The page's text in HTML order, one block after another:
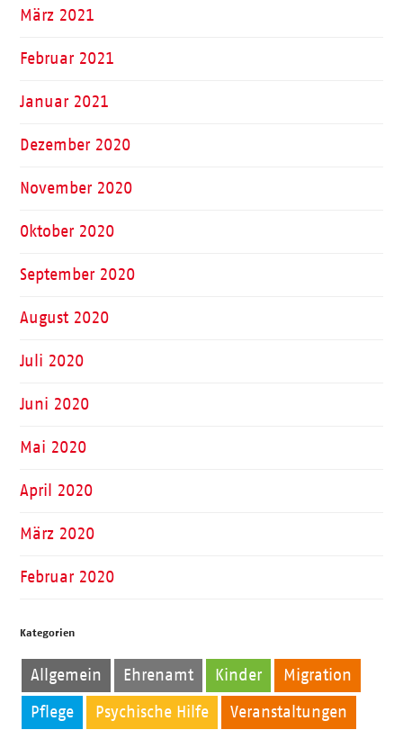
März 2021
Februar 2021
Januar 2021
Dezember 2020
November 2020
Oktober 2020
September 2020
August 2020
Juli 2020
Juni 2020
Mai 2020
April 2020
März 2020
Februar 2020
Kategorien
Allgemein Ehrenamt Kinder Migration
Pflege Psychische Hilfe Veranstaltungen